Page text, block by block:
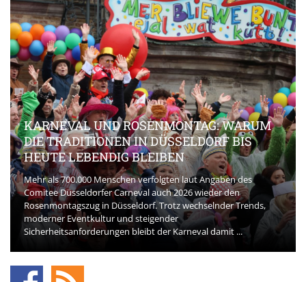
KARNEVAL UND ROSENMONTAG: WARUM
DIE TRADITIONEN IN DÜSSELDORF BIS
HEUTE LEBENDIG BLEIBEN
Mehr als 700.000 Menschen verfolgten laut Angaben des
Comitee Düsseldorfer Carneval auch 2026 wieder den
Rosenmontagszug in Düsseldorf. Trotz wechselnder Trends,
moderner Eventkultur und steigender
Sicherheitsanforderungen bleibt der Karneval damit ...